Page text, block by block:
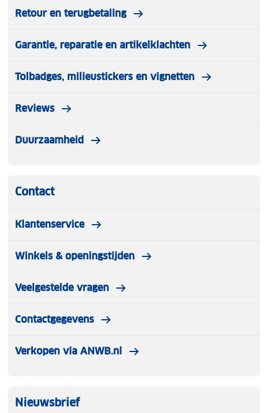
Retour en terugbetaling
Garantie, reparatie en artikelklachten
Tolbadges, milieustickers en vignetten
Reviews
Duurzaamheid
Contact
Klantenservice
Winkels & openingstijden
Veelgestelde vragen
Contactgegevens
Verkopen via ANWB.nl
Nieuwsbrief